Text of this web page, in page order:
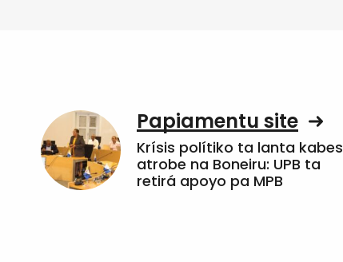
Papiamentu site
Krísis polítiko ta lanta kabes
atrobe na Boneiru: UPB ta
retirá apoyo pa MPB